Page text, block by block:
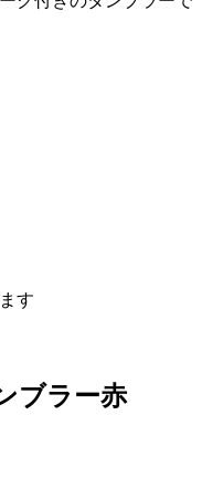
す
ブラー赤